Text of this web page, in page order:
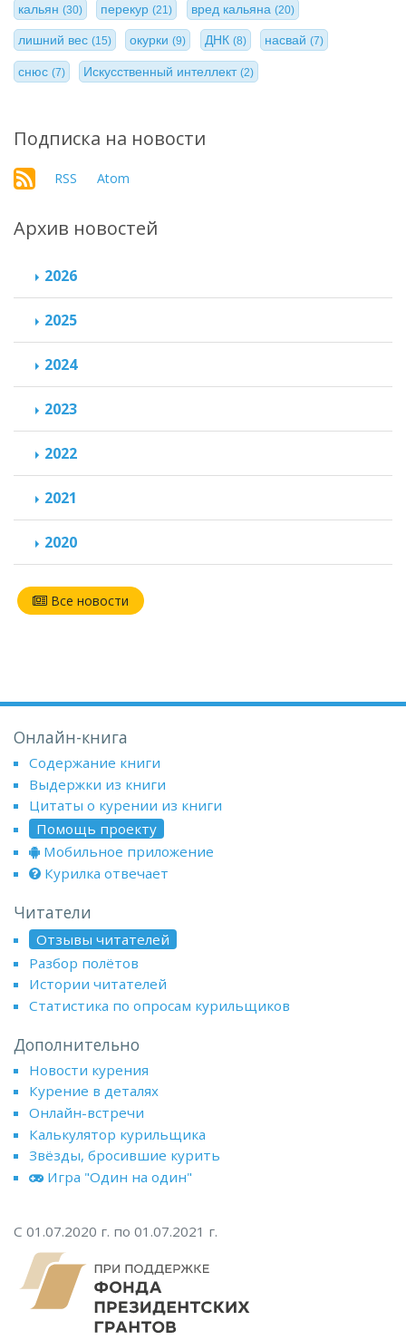
кальян (30) перекур(21) вред кальяна (20)
лишний вес (15) окурки(9) ДНК (8) насвай(7)
снюс (7) Искусственный интеллект(2)
Подписка на новости
RSS Atom
Архив новостей
2026
2025
2024
2023
2022
2021
2020
Все новости
Онлайн-книга
Содержание книги
Выдержки из книги
Цитаты о курении из книги
Помощь проекту
Мобильное приложение
Курилка отвечает
Читатели
Отзывы читателей
Разбор полётов
Истории читателей
Статистика по опросам курильщиков
Дополнительно
Новости курения
Курение в деталях
Онлайн-встречи
Калькулятор курильщика
Звёзды, бросившие курить
Игра "Один на один"
С 01.07.2020 г. по 01.07.2021 г.